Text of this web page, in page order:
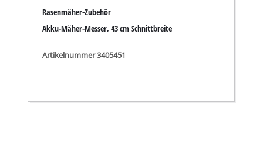
Rasenmäher-Zubehör
Akku-Mäher-Messer, 43 cm Schnittbreite
Artikelnummer 3405451